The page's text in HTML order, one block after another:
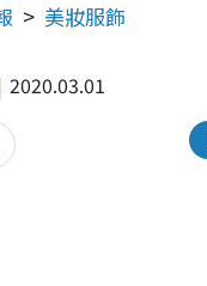
美妝服飾
2020.03.01